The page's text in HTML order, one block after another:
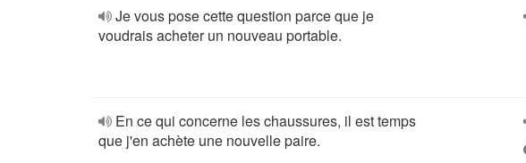
Je vous pose cette question parce que je
voudrais acheter un nouveau portable.
En ce qui concerne les chaussures, il est temps
que j'en achète une nouvelle paire.